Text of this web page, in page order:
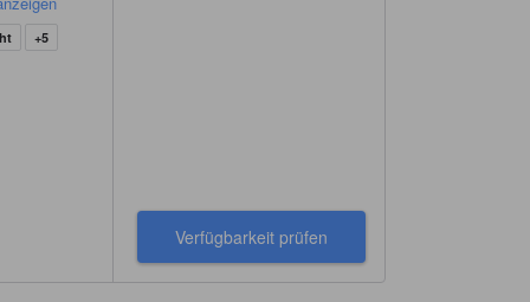
+5
Verfügbarkeit prüfen